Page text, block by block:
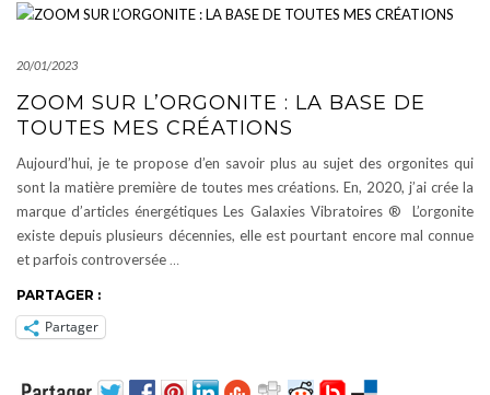
20/01/2023
ZOOM SUR L’ORGONITE : LA BASE DE
TOUTES MES CRÉATIONS
Aujourd’hui, je te propose d’en savoir plus au sujet des orgonites qui
sont la matière première de toutes mes créations. En, 2020, j’ai crée la
marque d’articles énergétiques Les Galaxies Vibratoires ® L’orgonite
existe depuis plusieurs décennies, elle est pourtant encore mal connue
et parfois controversée …
PARTAGER :
Partager